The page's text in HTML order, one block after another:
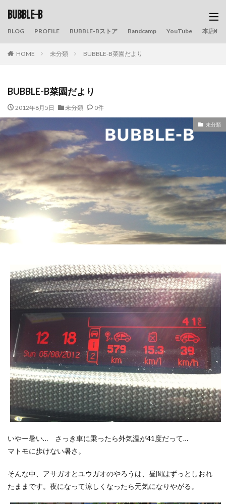
BUBBLE-B
BLOG PROFILE BUBBLE-Bストア Bandcamp YouTube 本店の旅
HOME 未分類 BUBBLE-B菜園だより
BUBBLE-B菜園だより
2012年8月5日 未分類 0件
未分類
いやー暑い… さっき車に乗ったら外気温が41度だって…
マトモに歩けない暑さ。
そんな中、アサガオとユウガオのやろうは、昼間はずっとしおれ
たままです。夜になって涼しくなったら元気になりやがる。